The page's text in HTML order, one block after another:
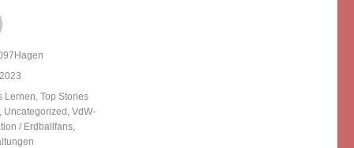
Lernen Top Stories
Uncategorized VdW-
/ Erdballfans,